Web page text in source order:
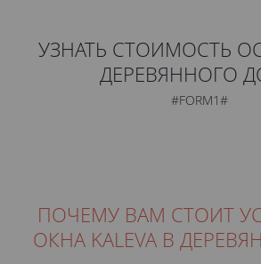
УЗНАТЬ СТОИМОСТЬ
ДЕРЕВЯННОГО
#FORM1#
ПОЧЕМУ ВАМ СТОИТ
ОКНА KALEVA В